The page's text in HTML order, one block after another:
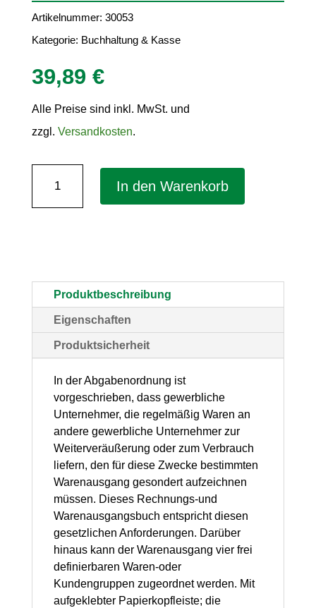
Artikelnummer: 30053
Kategorie: Buchhaltung & Kasse
39,89 €
Alle Preise sind inkl. MwSt. und
zzgl. Versandkosten.
Seiten,
1
Stück
Menge
In den Warenkorb
Produktbeschreibung
Eigenschaften
Produktsicherheit
In der Abgabenordnung ist
vorgeschrieben, dass gewerbliche
Unternehmer, die regelmäßig Waren an
andere gewerbliche Unternehmer zur
Weiterveräußerung oder zum Verbrauch
liefern, den für diese Zwecke bestimmten
Warenausgang gesondert aufzeichnen
müssen. Dieses Rechnungs-und
Warenausgangsbuch entspricht diesen
gesetzlichen Anforderungen. Darüber
hinaus kann der Warenausgang vier frei
definierbaren Waren-oder
Kundengruppen zugeordnet werden. Mit
aufgeklebter Papierkopfleiste; die